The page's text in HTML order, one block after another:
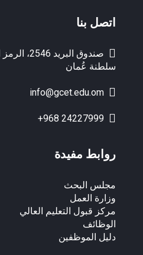
اتصل بنا
سلطنة عُمان
+968 24227999
روابط مفيدة
مجلس البحث
وزارة العمل
مركز قبول التعليم العالي
الوظائف
دليل الموظفين